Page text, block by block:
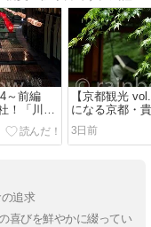
～前編
！「川床
【京都観光
になる京都・
でも雨はNGで
3日前
追求
喜びを鮮やかに綴ってい